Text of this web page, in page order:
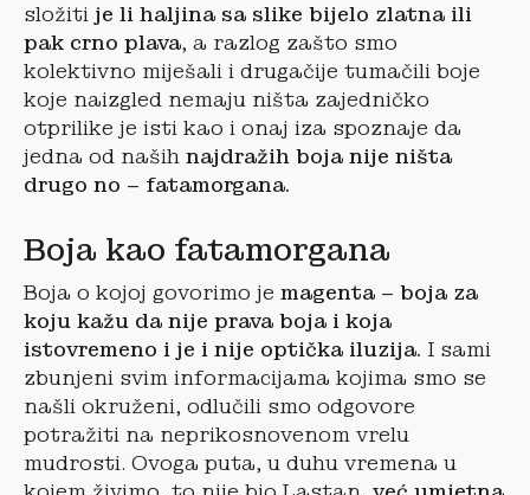
složiti je li haljina sa slike bijelo zlatna ili
pak crno plava, a razlog zašto smo
kolektivno miješali i drugačije tumačili boje
koje naizgled nemaju ništa zajedničko
otprilike je isti kao i onaj iza spoznaje da
jedna od naših najdražih boja nije ništa
drugo no – fatamorgana.
Boja kao fatamorgana
Boja o kojoj govorimo je magenta – boja za
koju kažu da nije prava boja i koja
istovremeno i je i nije optička iluzija. I sami
zbunjeni svim informacijama kojima smo se
našli okruženi, odlučili smo odgovore
potražiti na neprikosnovenom vrelu
mudrosti. Ovoga puta, u duhu vremena u